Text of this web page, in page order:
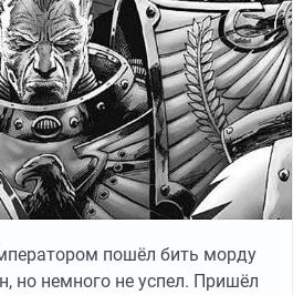
пошёл бить морду
но немного не успел. Пришёл